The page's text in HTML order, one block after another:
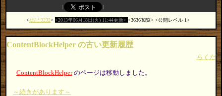
日記:3232 2013年06月18日(火) 11:44更新 3636閲覧 公開レベル 1
ContentBlockHelper の古い更新履歴
らくだ
ContentBlockHelperのページは移動しました。
～続きがあります～